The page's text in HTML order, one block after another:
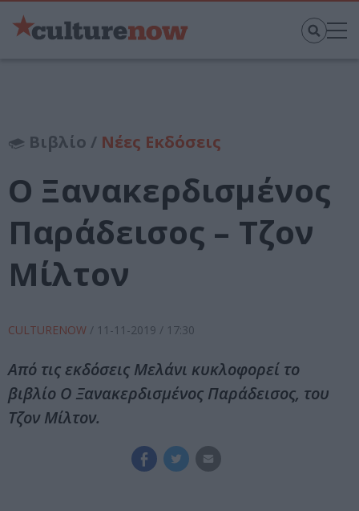
Βιβλίο / Νέες Εκδόσεις
Ο Ξανακερδισμένος
Παράδεισος – Τζον
Μίλτον
CULTURENOW / 11-11-2019 / 17:30
Από τις εκδόσεις Μελάνι κυκλοφορεί το
βιβλίο Ο Ξανακερδισμένος Παράδεισος, του
Τζον Μίλτον.